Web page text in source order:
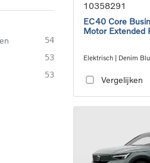
54
53
53
10358291
EC40 Core
Motor Extended
Elektrisch | Denim
Vergelijken